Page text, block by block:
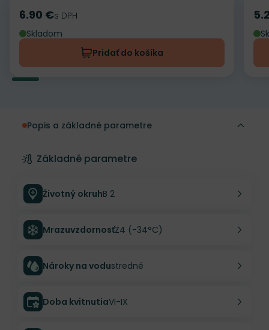
Cena
6.90 €s DPH
Skladom
Pridať do košíka
Popis a základné parametre
Základné parametre
Životný okruhB 2
MrazuvzdornosťZ4 (-34°C)
Nároky na vodustredné
Doba kvitnutiaVI-IX